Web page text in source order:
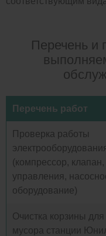
Перечень и
Перечень работ
Проверка работы
(компрессор, клапан,
управления,
оборудование)
Очистка корзины для
мусора станции